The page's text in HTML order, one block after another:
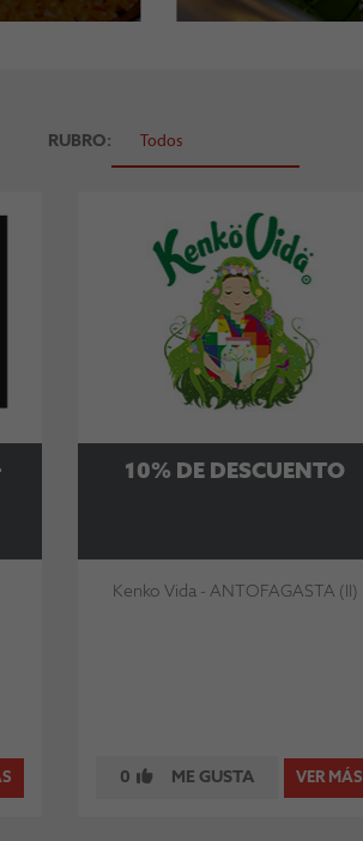
RUBRO:
10% DE DESCUENTO
Kenko Vida - ANTOFAGASTA (II)
0 ME GUSTA VER MÁS